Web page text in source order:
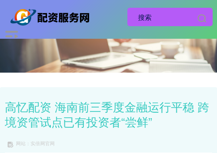
高忆配资 海南前三季度金融运行平稳 跨
境资管试点已有投资者“尝鲜”
网站：实倍网官网